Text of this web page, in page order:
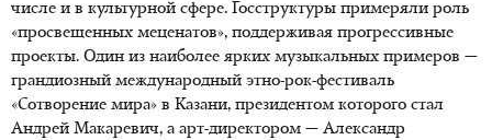
числе и в культурной сфере. Госструктуры примеряли роль
«просвещенных меценатов», поддерживая прогрессивные
проекты. Один из наиболее ярких музыкальных примеров —
грандиозный международный этно-рок-фестиваль
«Сотворение мира» в Казани, президентом которого стал
Андрей Макаревич, а арт-директором — Александр